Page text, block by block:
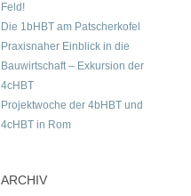
Feld!
Die 1bHBT am Patscherkofel
Praxisnaher Einblick in die
Bauwirtschaft – Exkursion der
4cHBT
Projektwoche der 4bHBT und
4cHBT in Rom
ARCHIV